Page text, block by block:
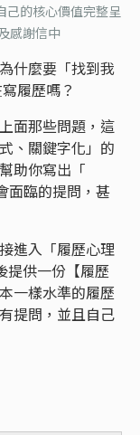
己的核心價值完整呈
感謝信中
什麼要「找到我
履歷嗎？
面那些問題，這
、關鍵字化」的
助你寫出「
面臨的提問，甚
進入「履歷心理
提供一份【履歷
一樣水準的履歷
提問，並且自己